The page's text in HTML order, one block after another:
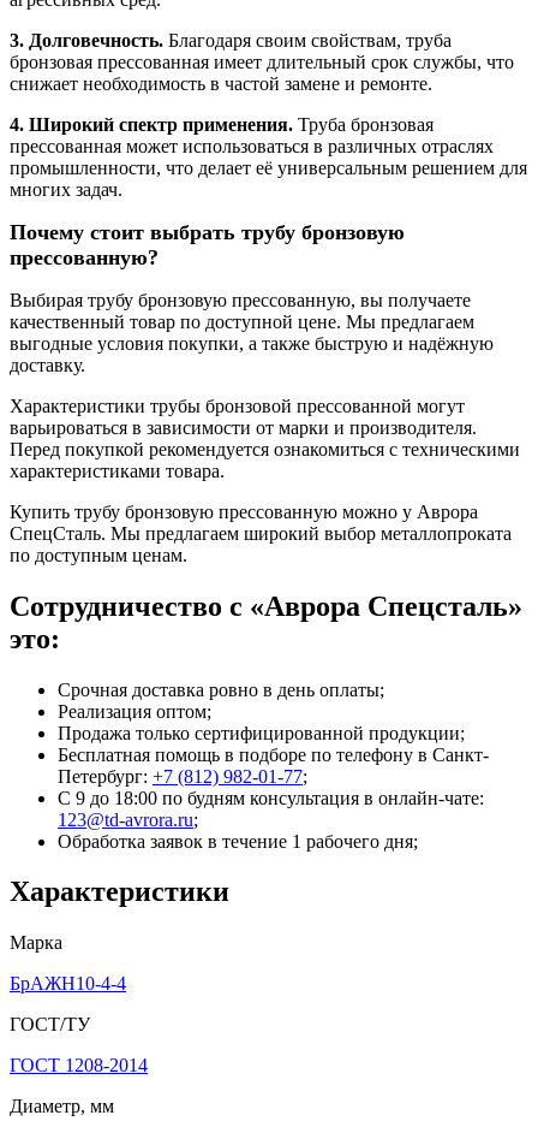
3. Долговечность. Благодаря своим свойствам, труба
бронзовая прессованная имеет длительный срок службы, что
снижает необходимость в частой замене и ремонте.
4. Широкий спектр применения. Труба бронзовая
прессованная может использоваться в различных отраслях
промышленности, что делает её универсальным решением для
многих задач.
Почему стоит выбрать трубу бронзовую
прессованную?
Выбирая трубу бронзовую прессованную, вы получаете
качественный товар по доступной цене. Мы предлагаем
выгодные условия покупки, а также быструю и надёжную
доставку.
Характеристики трубы бронзовой прессованной могут
варьироваться в зависимости от марки и производителя.
Перед покупкой рекомендуется ознакомиться с техническими
характеристиками товара.
Купить трубу бронзовую прессованную можно у Аврора
СпецСталь. Мы предлагаем широкий выбор металлопроката
по доступным ценам.
Сотрудничество с «Аврора Спецсталь»
это:
Срочная доставка ровно в день оплаты;
Реализация оптом;
Продажа только сертифицированной продукции;
Бесплатная помощь в подборе по телефону в Санкт-
Петербург: +7 (812) 982-01-77;
С 9 до 18:00 по будням консультация в онлайн-чате:
123@td-avrora.ru;
Обработка заявок в течение 1 рабочего дня;
Характеристики
Марка
БрАЖН10-4-4
ГОСТ/ТУ
ГОСТ 1208-2014
Диаметр, мм